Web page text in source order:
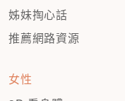
姊妹掏心話
推薦網路資源
女性